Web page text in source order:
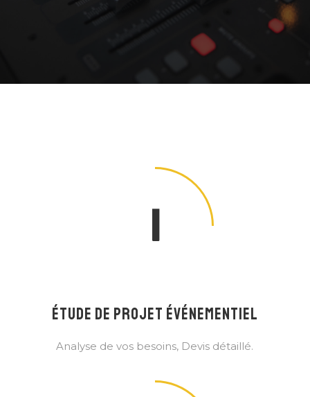
1
ÉTUDE DE PROJET ÉVÉNEMENTIEL
Analyse de vos besoins, Devis détaillé.